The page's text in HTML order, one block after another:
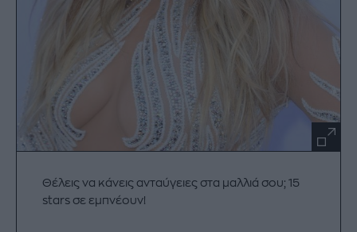
Θέλεις να κάνεις ανταύγειες στα μαλλιά σου; 15
stars σε εμπνέουν!